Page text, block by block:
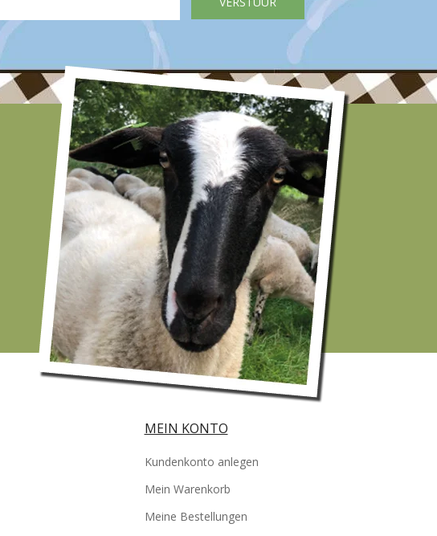
MEIN KONTO
Kundenkonto anlegen
Mein Warenkorb
Meine Bestellungen